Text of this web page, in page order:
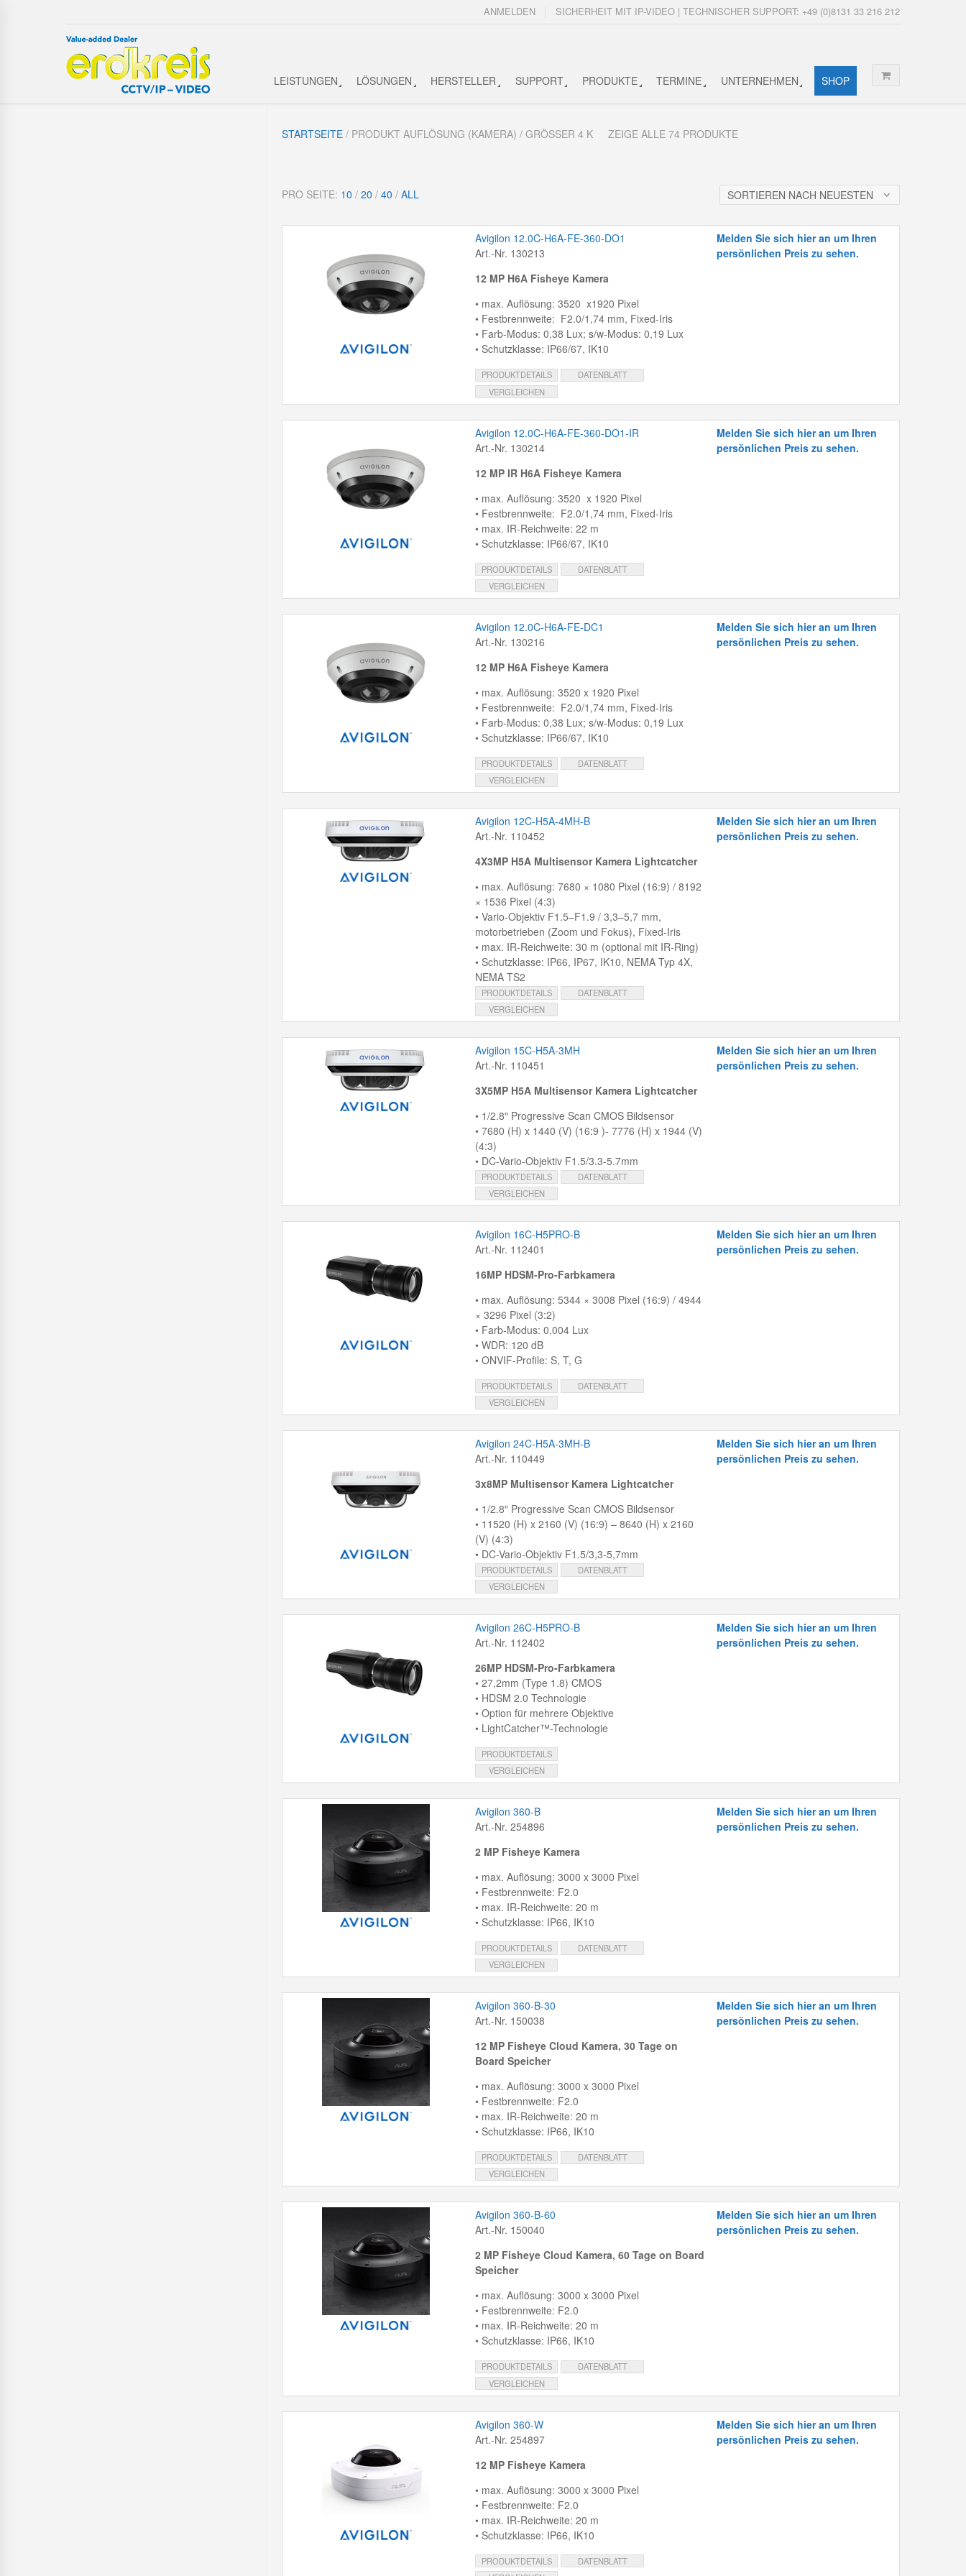
SICHERHEIT MIT IP-VIDEO | TECHNISCHER SUPPORT: +49 (0)8131 33 216 212
ANMELDEN
LEISTUNGEN LÖSUNGEN HERSTELLER SUPPORT PRODUKTE TERMINE UNTERNEHMEN SHOP
STARTSEITE / PRODUKT AUFLÖSUNG (KAMERA) / GRÖSSER 4 K ZEIGE ALLE 74 PRODUKTE
PRO SEITE: 10 / 20 / 40 / ALL SORTIEREN NACH NEUESTEN
Avigilon 12.0C-H6A-FE-360-DO1
Art.-Nr. 130213
12 MP H6A Fisheye Kamera
• max. Auflösung: 3520 x1920 Pixel
• Festbrennweite: F2.0/1,74 mm, Fixed-Iris
• Farb-Modus: 0,38 Lux; s/w-Modus: 0,19 Lux
• Schutzklasse: IP66/67, IK10
PRODUKTDETAILS
DATENBLATT
VERGLEICHEN
Melden Sie sich hier an um Ihren
persönlichen Preis zu sehen.
Avigilon 12.0C-H6A-FE-360-DO1-IR
Art.-Nr. 130214
12 MP IR H6A Fisheye Kamera
• max. Auflösung: 3520 x 1920 Pixel
• Festbrennweite: F2.0/1,74 mm, Fixed-Iris
• max. IR-Reichweite: 22 m
• Schutzklasse: IP66/67, IK10
PRODUKTDETAILS
DATENBLATT
VERGLEICHEN
Melden Sie sich hier an um Ihren
persönlichen Preis zu sehen.
Avigilon 12.0C-H6A-FE-DC1
Art.-Nr. 130216
12 MP H6A Fisheye Kamera
• max. Auflösung: 3520 x 1920 Pixel
• Festbrennweite: F2.0/1,74 mm, Fixed-Iris
• Farb-Modus: 0,38 Lux; s/w-Modus: 0,19 Lux
• Schutzklasse: IP66/67, IK10
PRODUKTDETAILS
DATENBLATT
VERGLEICHEN
Melden Sie sich hier an um Ihren
persönlichen Preis zu sehen.
Avigilon 12C-H5A-4MH-B
Art.-Nr. 110452
4X3MP H5A Multisensor Kamera Lightcatcher
• max. Auflösung: 7680 × 1080 Pixel (16:9) / 8192
× 1536 Pixel (4:3)
• Vario-Objektiv F1.5–F1.9 / 3,3–5,7 mm,
motorbetrieben (Zoom und Fokus), Fixed-Iris
• max. IR-Reichweite: 30 m (optional mit IR-Ring)
• Schutzklasse: IP66, IP67, IK10, NEMA Typ 4X,
NEMA TS2
PRODUKTDETAILS
DATENBLATT
VERGLEICHEN
Melden Sie sich hier an um Ihren
persönlichen Preis zu sehen.
Avigilon 15C-H5A-3MH
Art.-Nr. 110451
3X5MP H5A Multisensor Kamera Lightcatcher
• 1/2.8″ Progressive Scan CMOS Bildsensor
• 7680 (H) x 1440 (V) (16:9 )- 7776 (H) x 1944 (V)
(4:3)
• DC-Vario-Objektiv F1.5/3.3-5.7mm
PRODUKTDETAILS
DATENBLATT
VERGLEICHEN
Melden Sie sich hier an um Ihren
persönlichen Preis zu sehen.
Avigilon 16C-H5PRO-B
Art.-Nr. 112401
16MP HDSM-Pro-Farbkamera
• max. Auflösung: 5344 × 3008 Pixel (16:9) / 4944
× 3296 Pixel (3:2)
• Farb-Modus: 0,004 Lux
• WDR: 120 dB
• ONVIF-Profile: S, T, G
PRODUKTDETAILS
DATENBLATT
VERGLEICHEN
Melden Sie sich hier an um Ihren
persönlichen Preis zu sehen.
Avigilon 24C-H5A-3MH-B
Art.-Nr. 110449
3x8MP Multisensor Kamera Lightcatcher
• 1/2.8″ Progressive Scan CMOS Bildsensor
• 11520 (H) x 2160 (V) (16:9) – 8640 (H) x 2160
(V) (4:3)
• DC-Vario-Objektiv F1.5/3,3-5,7mm
PRODUKTDETAILS
DATENBLATT
VERGLEICHEN
Melden Sie sich hier an um Ihren
persönlichen Preis zu sehen.
Avigilon 26C-H5PRO-B
Art.-Nr. 112402
26MP HDSM-Pro-Farbkamera
• 27,2mm (Type 1.8) CMOS
• HDSM 2.0 Technologie
• Option für mehrere Objektive
• LightCatcher™-Technologie
PRODUKTDETAILS
VERGLEICHEN
Melden Sie sich hier an um Ihren
persönlichen Preis zu sehen.
Avigilon 360-B
Art.-Nr. 254896
2 MP Fisheye Kamera
• max. Auflösung: 3000 x 3000 Pixel
• Festbrennweite: F2.0
• max. IR-Reichweite: 20 m
• Schutzklasse: IP66, IK10
PRODUKTDETAILS
DATENBLATT
VERGLEICHEN
Melden Sie sich hier an um Ihren
persönlichen Preis zu sehen.
Avigilon 360-B-30
Art.-Nr. 150038
12 MP Fisheye Cloud Kamera, 30 Tage on
Board Speicher
• max. Auflösung: 3000 x 3000 Pixel
• Festbrennweite: F2.0
• max. IR-Reichweite: 20 m
• Schutzklasse: IP66, IK10
PRODUKTDETAILS
DATENBLATT
VERGLEICHEN
Melden Sie sich hier an um Ihren
persönlichen Preis zu sehen.
Avigilon 360-B-60
Art.-Nr. 150040
2 MP Fisheye Cloud Kamera, 60 Tage on Board
Speicher
• max. Auflösung: 3000 x 3000 Pixel
• Festbrennweite: F2.0
• max. IR-Reichweite: 20 m
• Schutzklasse: IP66, IK10
PRODUKTDETAILS
DATENBLATT
VERGLEICHEN
Melden Sie sich hier an um Ihren
persönlichen Preis zu sehen.
Avigilon 360-W
Art.-Nr. 254897
12 MP Fisheye Kamera
• max. Auflösung: 3000 x 3000 Pixel
• Festbrennweite: F2.0
• max. IR-Reichweite: 20 m
• Schutzklasse: IP66, IK10
PRODUKTDETAILS
DATENBLATT
Melden Sie sich hier an um Ihren
persönlichen Preis zu sehen.